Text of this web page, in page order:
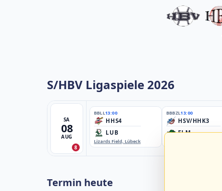
S/HBV Ligaspiele 2026
SA
08
AUG
8
BBLL13:00
HHS4
LUB
Lizards Field, Lübeck
BBBZL13:00
HSV/HHK3
ELM
Termin heute